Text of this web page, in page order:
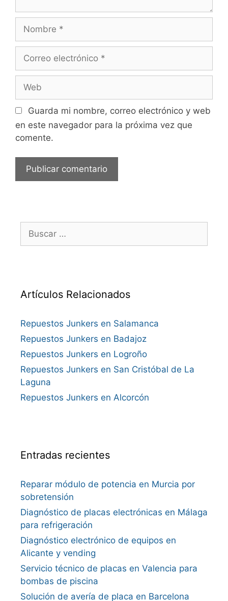
electrónico
Guarda mi nombre, correo electrónico y web
en este navegador para la próxima vez que
comente.
Buscar:
Artículos Relacionados
Repuestos Junkers en Salamanca
Repuestos Junkers en Badajoz
Repuestos Junkers en Logroño
Repuestos Junkers en San Cristóbal de La
Laguna
Repuestos Junkers en Alcorcón
Entradas recientes
Reparar módulo de potencia en Murcia por
sobretensión
Diagnóstico de placas electrónicas en Málaga
para refrigeración
Diagnóstico electrónico de equipos en
Alicante y vending
Servicio técnico de placas en Valencia para
bombas de piscina
Solución de avería de placa en Barcelona